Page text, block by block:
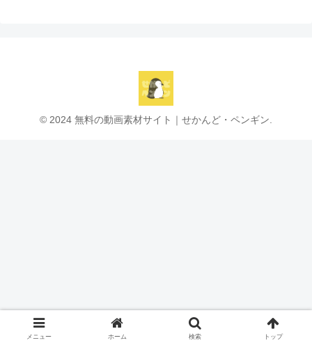
© 2024 無料の動画素材サイト｜せかんど・ペンギン.
メニュー ホーム 検索 トップ